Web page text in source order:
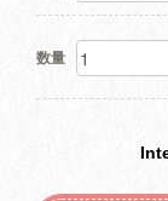
数量